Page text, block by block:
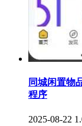
同城闲置物
程序
2025-08-22